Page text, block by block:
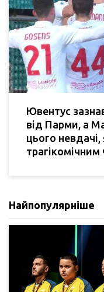
Ювентус
від Парми, а
цього
Найпопулярніше